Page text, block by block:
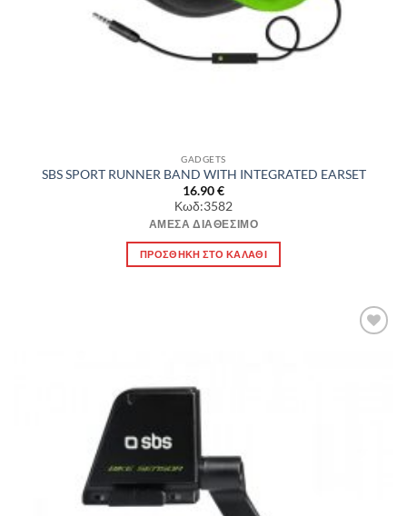
GADGETS
SBS SPORT RUNNER BAND WITH INTEGRATED EARSET
16.90€
Κωδ:3582
ΆΜΕΣΑ ΔΙΑΘΈΣΙΜΟ
ΠΡΟΣΘΉΚΗ ΣΤΟ ΚΑΛΆΘΙ